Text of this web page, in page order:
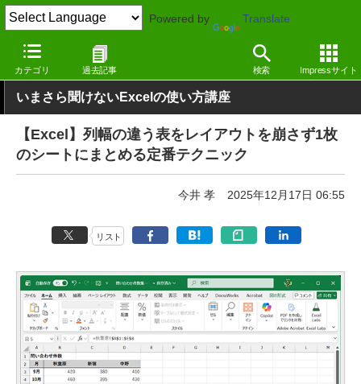
Powered by Translate
カテゴリ 過去記事 検索 Impressサイト
窓の杜 オフィス・ドキュメント Windows
いまさら聞けないExcelの使い方講座
【Excel】列幅の違う表をレイアウトを崩さず1枚
のシートにまとめる定番テクニック
今井 孝 2025年12月17日 06:55
リスト